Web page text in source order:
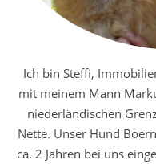
Ich bin Steffi,
mit meinem Mann
niederländischen
Nette. Unser Hund
ca. 2 Jahren bei uns